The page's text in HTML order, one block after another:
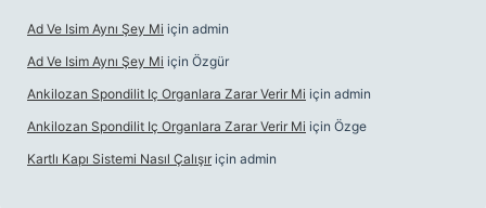
Ad Ve Isim Aynı Şey Mi için admin
Ad Ve Isim Aynı Şey Mi için Özgür
Ankilozan Spondilit Iç Organlara Zarar Verir Mi için admin
Ankilozan Spondilit Iç Organlara Zarar Verir Mi için Özge
Kartlı Kapı Sistemi Nasıl Çalışır için admin